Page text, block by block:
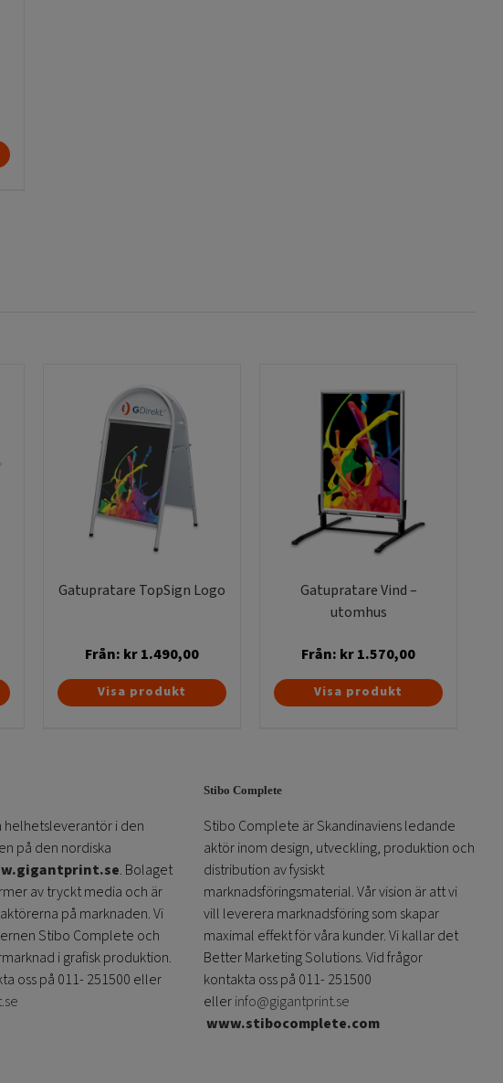
Gatupratare TopSign Logo
Från: kr1.490,00
Den
här
De
alternativen
kan
väljas
på
produktsidan
Visa produkt
Gatupratare Vind –
utomhus
Från: kr1.570,00
Den
här
De
olika
kan
väljas
på
produktsidan
Visa produkt
helhetsleverantör i den
på den nordiska
. Bolaget
av tryckt media och är
på marknaden. Vi
Stibo Complete och
i grafisk produktion.
oss på 011- 251500 eller
Stibo Complete
Stibo Complete är Skandinaviens ledande
aktör inom design, utveckling, produktion och
distribution av fysiskt
marknadsföringsmaterial. Vår vision är att vi
vill leverera marknadsföring som skapar
maximal effekt för våra kunder. Vi kallar det
Better Marketing Solutions. Vid frågor
kontakta oss på 011- 251500
ellerinfo@gigantprint.se
www.stibocomplete.com